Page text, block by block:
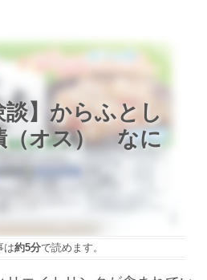
談】からふとし
（オス） なに
は約5分で読めます。